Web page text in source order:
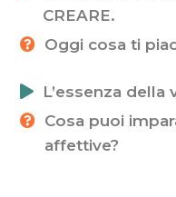
CREARE.
Oggi cosa ti
L’essenza della
Cosa puoi
affettive?